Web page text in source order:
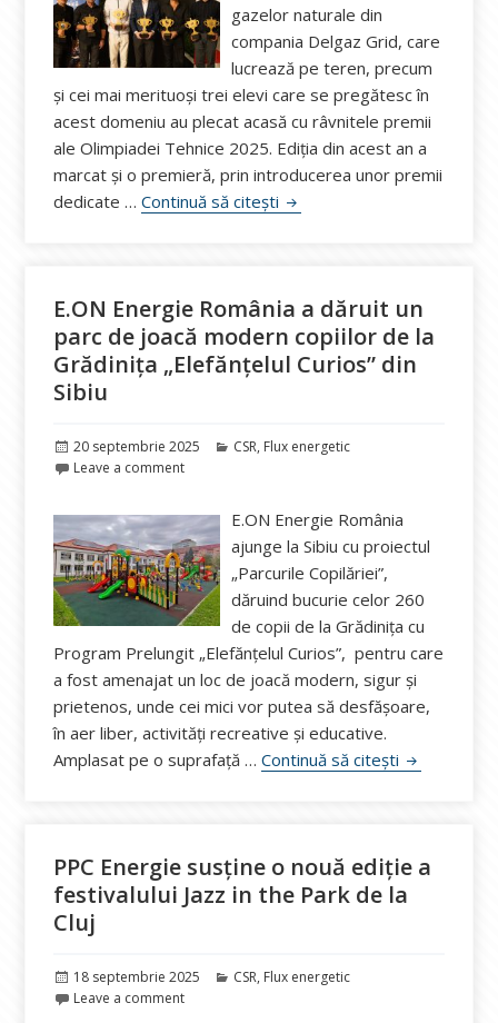
gazelor naturale din
compania Delgaz Grid, care
lucrează pe teren, precum
și cei mai merituoși trei elevi care se pregătesc în
acest domeniu au plecat acasă cu râvnitele premii
ale Olimpiadei Tehnice 2025. Ediția din acest an a
marcat și o premieră, prin introducerea unor premii
dedicate …Continuă să citești Olimpiada Tehnică 2025:
E.ON Energie România a dăruit un
parc de joacă modern copiilor de la
Grădinița „Elefănțelul Curios” din
Sibiu
Publicat
pe
20 septembrie 2025 Categorii
CSR, Flux energetic
Leave a comment
E.ON Energie România
ajunge la Sibiu cu proiectul
„Parcurile Copilăriei”,
dăruind bucurie celor 260
de copii de la Grădinița cu
Program Prelungit „Elefănțelul Curios”, pentru care
a fost amenajat un loc de joacă modern, sigur și
prietenos, unde cei mici vor putea să desfășoare,
în aer liber, activități recreative și educative.
Amplasat pe o suprafață …Continuă să citești E.ON
PPC Energie susține o nouă ediție a
festivalului Jazz in the Park de la
Cluj
Publicat
pe
18 septembrie 2025 Categorii
CSR, Flux energetic
Leave a comment